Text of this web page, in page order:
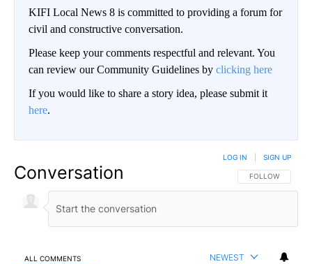
KIFI Local News 8 is committed to providing a forum for
civil and constructive conversation.
Please keep your comments respectful and relevant. You
can review our Community Guidelines by clicking here
If you would like to share a story idea, please submit it
here.
Conversation FOLLOW THIS
FOLLOW
LOG IN SIGN UP
ALL COMMENTS NEWEST